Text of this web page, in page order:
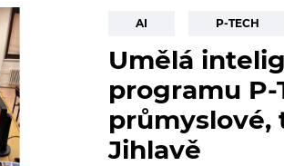
AI P-TECH
Umělá
programu P-
průmyslové,
Jihlavě